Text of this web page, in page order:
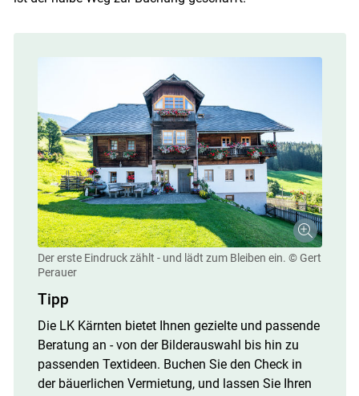
Der erste Eindruck zählt - und lädt zum Bleiben ein. © Gert
Perauer
Tipp
Die LK Kärnten bietet Ihnen gezielte und passende
Beratung an - von der Bilderauswahl bis hin zu
passenden Textideen. Buchen Sie den Check in
der bäuerlichen Vermietung, und lassen Sie Ihren